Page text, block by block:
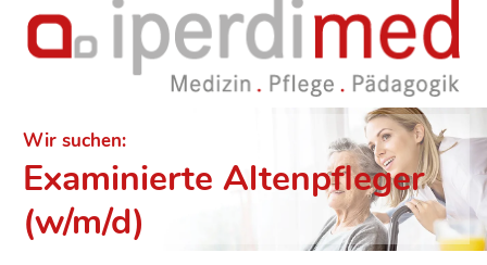
Wir suchen:
Examinierte Altenpfleger
(w/m/d)